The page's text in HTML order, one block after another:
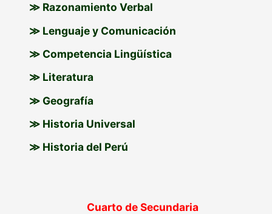
≫ Razonamiento Verbal
≫ Lenguaje y Comunicación
≫ Competencia Lingüística
≫ Literatura
≫ Geografía
≫ Historia Universal
≫ Historia del Perú
Cuarto de Secundaria